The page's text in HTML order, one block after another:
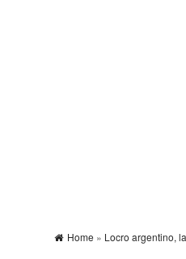
Home » Locro argentino,